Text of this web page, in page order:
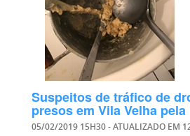
Suspeitos de tráfico de
presos em Vila Velha
05/02/2019 15H30- ATUALIZADO EM